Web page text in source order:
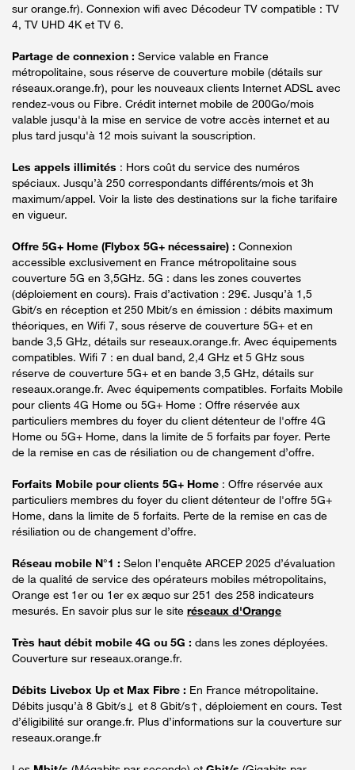
sur orange.fr). Connexion wifi avec Décodeur TV compatible : TV
4, TV UHD 4K et TV 6.
Partage de connexion : Service valable en France
métropolitaine, sous réserve de couverture mobile (détails sur
réseaux.orange.fr), pour les nouveaux clients Internet ADSL avec
rendez-vous ou Fibre. Crédit internet mobile de 200Go/mois
valable jusqu'à la mise en service de votre accès internet et au
plus tard jusqu'à 12 mois suivant la souscription.
Les appels illimités : Hors coût du service des numéros
spéciaux. Jusqu’à 250 correspondants différents/mois et 3h
maximum/appel. Voir la liste des destinations sur la fiche tarifaire
en vigueur.
Offre 5G+ Home (Flybox 5G+ nécessaire) : Connexion
accessible exclusivement en France métropolitaine sous
couverture 5G en 3,5GHz. 5G : dans les zones couvertes
(déploiement en cours). Frais d’activation : 29€. Jusqu’à 1,5
Gbit/s en réception et 250 Mbit/s en émission : débits maximum
théoriques, en Wifi 7, sous réserve de couverture 5G+ et en
bande 3,5 GHz, détails sur reseaux.orange.fr. Avec équipements
compatibles. Wifi 7 : en dual band, 2,4 GHz et 5 GHz sous
réserve de couverture 5G+ et en bande 3,5 GHz, détails sur
reseaux.orange.fr. Avec équipements compatibles. Forfaits Mobile
pour clients 4G Home ou 5G+ Home : Offre réservée aux
particuliers membres du foyer du client détenteur de l'offre 4G
Home ou 5G+ Home, dans la limite de 5 forfaits par foyer. Perte
de la remise en cas de résiliation ou de changement d’offre.
Forfaits Mobile pour clients 5G+ Home : Offre réservée aux
particuliers membres du foyer du client détenteur de l'offre 5G+
Home, dans la limite de 5 forfaits. Perte de la remise en cas de
résiliation ou de changement d’offre.
Réseau mobile N°1 : Selon l’enquête ARCEP 2025 d’évaluation
de la qualité de service des opérateurs mobiles métropolitains,
Orange est 1er ou 1er ex æquo sur 251 des 258 indicateurs
mesurés. En savoir plus sur le site réseaux d'Orange
Très haut débit mobile 4G ou 5G : dans les zones déployées.
Couverture sur reseaux.orange.fr.
Débits Livebox Up et Max Fibre : En France métropolitaine.
Débits jusqu’à 8 Gbit/s↓ et 8 Gbit/s↑, déploiement en cours. Test
d’éligibilité sur orange.fr. Plus d’informations sur la couverture sur
reseaux.orange.fr